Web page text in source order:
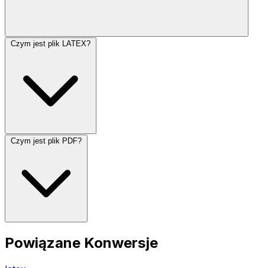
Czym jest plik LATEX?
Czym jest plik PDF?
Powiązane Konwersje